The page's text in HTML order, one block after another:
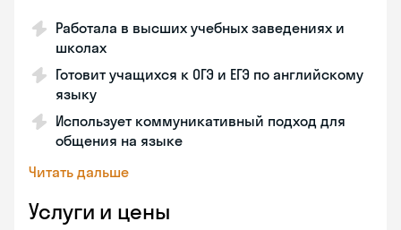
Работала в высших учебных заведениях и
школах
Готовит учащихся к ОГЭ и ЕГЭ по английскому
языку
Использует коммуникативный подход для
общения на языке
Читать дальше
Услуги и цены